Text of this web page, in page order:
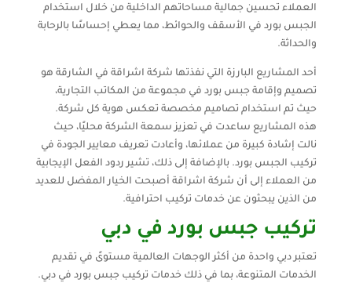
العملاء تحسين جمالية مساحاتهم الداخلية من خلال استخدام
الجبس بورد في الأسقف والحوائط، مما يعطي إحساسًا بالرحابة
والحداثة.
أحد المشاريع البارزة التي نفذتها شركة اشراقة في الشارقة هو
تصميم وإقامة جبس بورد في مجموعة من المكاتب التجارية،
حيث تم استخدام تصاميم مخصصة تعكس هوية كل شركة.
هذه المشاريع ساعدت في تعزيز سمعة الشركة محليًا، حيث
نالت إشادة كبيرة من عملائها، وأعادت تعريف معايير الجودة في
تركيب الجبس بورد. بالإضافة إلى ذلك، تشير ردود الفعل الإيجابية
من العملاء إلى أن شركة اشراقة أصبحت الخيار المفضل للعديد
من الذين يبحثون عن خدمات تركيب احترافية.
تركيب جبس بورد في دبي
تعتبر دبي واحدة من أكثر الوجهات العالمية مستوىً في تقديم
الخدمات المتنوعة، بما في ذلك خدمات تركيب جبس بورد في دبي.